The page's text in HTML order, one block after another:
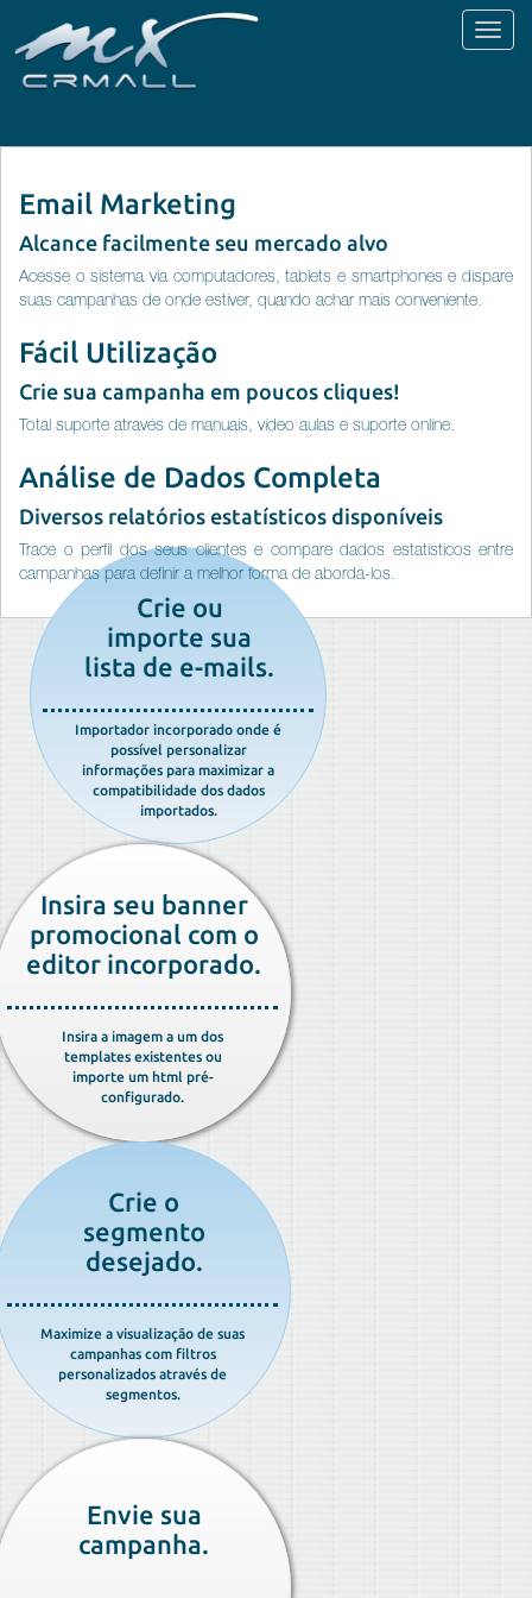
Toggle
Email Marketing
Alcance facilmente seu mercado alvo
Acesse o sistema via computadores, tablets e smartphones e dispare
suas campanhas de onde estiver, quando achar mais conveniente.
Fácil Utilização
Crie sua campanha em poucos cliques!
Total suporte através de manuais, vídeo aulas e suporte online.
Análise de Dados Completa
Diversos relatórios estatísticos disponíveis
Trace o perfil dos seus clientes e compare dados estatísticos entre
campanhas para definir a melhor forma de abordá-los.
Crie ou
importe sua
lista de e-mails.
Importador incorporado onde é
possível personalizar
informações para maximizar a
compatibilidade dos dados
importados.
Insira seu banner
promocional com o
editor incorporado.
Insira a imagem a um dos
templates existentes ou
importe um html pré-
configurado.
Crie o
segmento
desejado.
Maximize a visualização de suas
campanhas com filtros
personalizados através de
segmentos.
Envie sua
campanha.